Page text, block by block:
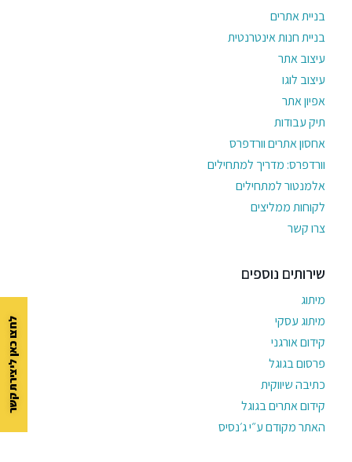
בניית אתרים
בניית חנות אינטרנטית
עיצוב אתר
עיצוב לוגו
אפיון אתר
תיק עבודות
אחסון אתרים וורדפרס
וורדפרס: מדריך למתחילים
אלמנטור למתחילים
לקוחות ממליצים
צרו קשר
שירותים נוספים
מיתוג
מיתוג עסקי
קידום אורגני
פרסום בגוגל
כתיבה שיווקית
קידום אתרים בגוגל
האתר מקודם ע״י ג׳נסיס
לחצו כאן ליצירת קשר